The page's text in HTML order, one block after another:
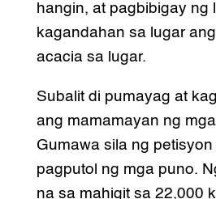
hangin, at pagbibigay ng
kagandahan sa lugar
acacia sa lugar.
Subalit di pumayag at
ang mamamayan ng
Gumawa sila ng
pagputol ng mga puno.
na sa mahigit sa 22,000